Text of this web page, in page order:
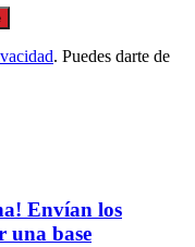
. Puedes darte de
Envían los
una base